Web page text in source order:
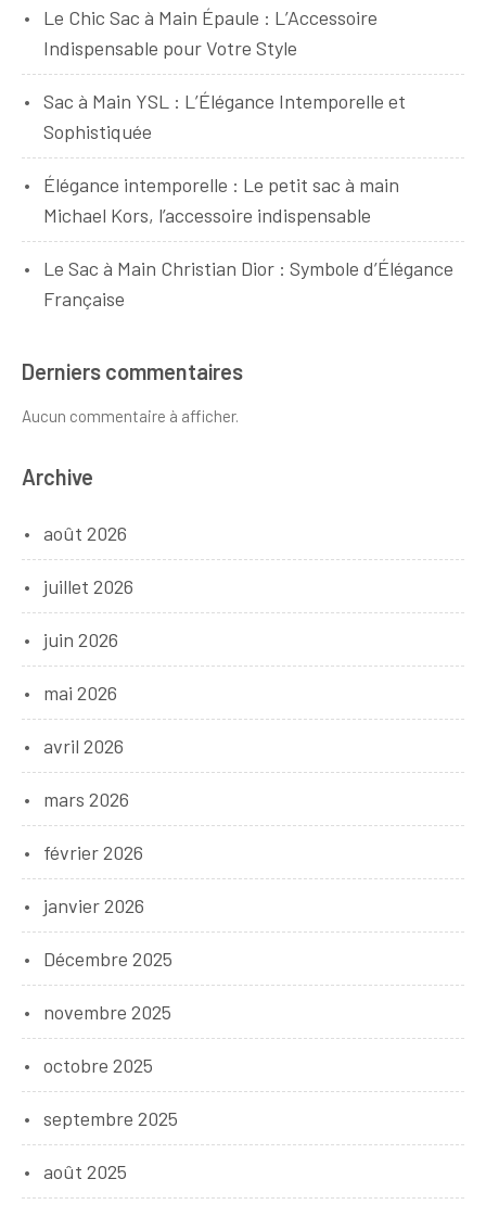
Le Chic Sac à Main Épaule : L’Accessoire
Indispensable pour Votre Style
Sac à Main YSL : L’Élégance Intemporelle et
Sophistiquée
Élégance intemporelle : Le petit sac à main
Michael Kors, l’accessoire indispensable
Le Sac à Main Christian Dior : Symbole d’Élégance
Française
Derniers commentaires
Aucun commentaire à afficher.
Archive
août 2026
juillet 2026
juin 2026
mai 2026
avril 2026
mars 2026
février 2026
janvier 2026
Décembre 2025
novembre 2025
octobre 2025
septembre 2025
août 2025